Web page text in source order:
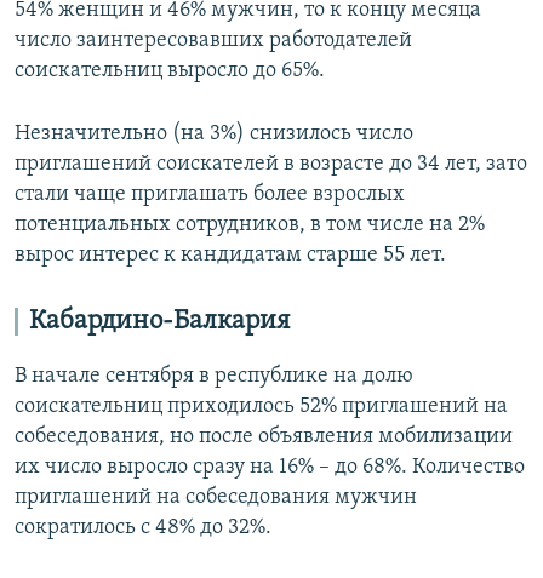
54% женщин и 46% мужчин, то к концу месяца
число заинтересовавших работодателей
соискательниц выросло до 65%.
Незначительно (на 3%) снизилось число
приглашений соискателей в возрасте до 34 лет, зато
стали чаще приглашать более взрослых
потенциальных сотрудников, в том числе на 2%
вырос интерес к кандидатам старше 55 лет.
Кабардино-Балкария
В начале сентября в республике на долю
соискательниц приходилось 52% приглашений на
собеседования, но после объявления мобилизации
их число выросло сразу на 16% – до 68%. Количество
приглашений на собеседования мужчин
сократилось с 48% до 32%.